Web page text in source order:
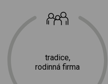
tradice,
rodinná firma